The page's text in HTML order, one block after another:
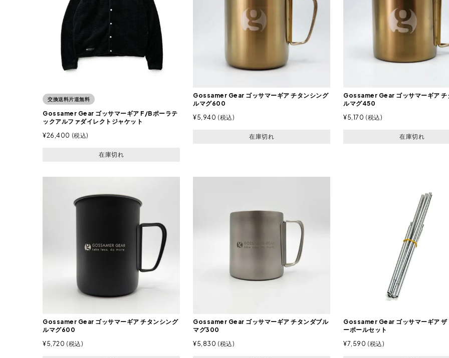
交換送料片道無料
Gossamer Gear ゴッサマーギア F/Bポーラテ
ックアルファダイレクトジャケット
¥26,400 税込
在庫切れ
Gossamer Gear ゴッサマーギア チタンシング
ルマグ600
¥5,940 税込
在庫切れ
Gossamer Gear ゴッサマーギア チ
ルマグ450
¥5,170 税込
在庫切れ
Gossamer Gear ゴッサマーギア チタンシング
ルマグ600
¥5,720 税込
Gossamer Gear ゴッサマーギア チタンダブル
マグ300
¥5,830 税込
Gossamer Gear ゴッサマーギア ザ
ーポールセット
¥7,590 税込